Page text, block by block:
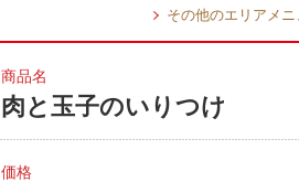
その他のエリアメニ
商品名
肉と玉子のいりつけ
価格